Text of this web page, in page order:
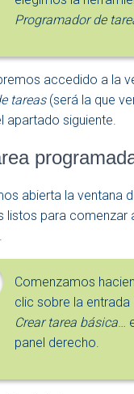
Programador de
accedido a la
tareas(será la que
apartado siguiente.
abierta la ventana
listos para comenzar
Comenzamos
clic sobre la entrada
Crear tarea básica…
panel derecho.